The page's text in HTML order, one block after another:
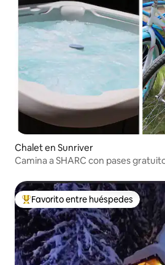
Chalet en Sunriver
Camina a SHARC con pases
De los mejores en Favorito entre
Favorito entre huéspedes